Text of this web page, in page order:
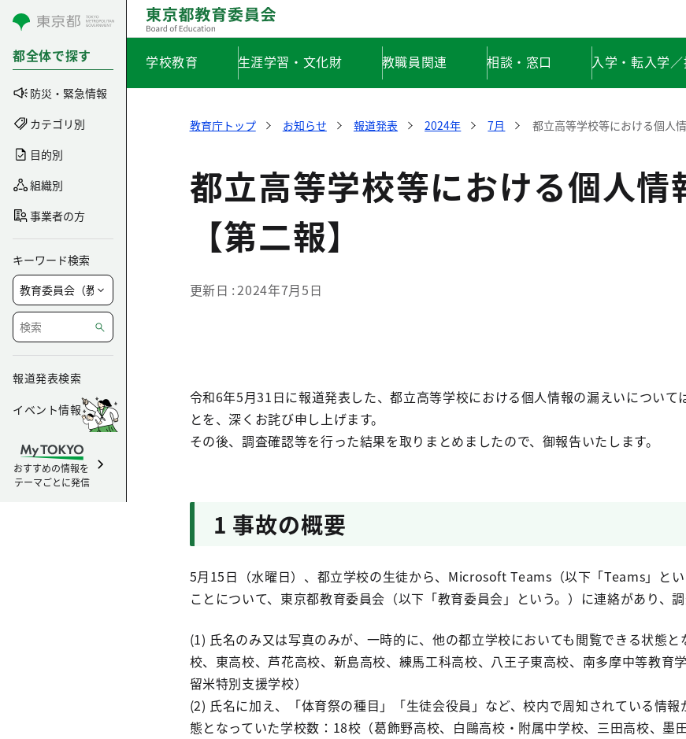
コンテンツにスキップ
都全体で探す
防災・緊急情報
カテゴリ別
目的別
組織別
事業者の方
キーワード検索
報道発表検索
イベント情報
おすすめの情報を
テーマごとに発信
学校教育 生涯学習・文化財 教職員関連 相談・窓口 入学・転入学
教育庁トップ お知らせ 報道発表 2024年 7月 都立高等学校等における個人
都立高等学校等における個人情
【第二報】
更新日 2024年7月5日
令和6年5月31日に報道発表した、都立高等学校における個人情報の漏えいについ
とを、深くお詫び申し上げます。
その後、調査確認等を行った結果を取りまとめましたので、御報告いたします。
1 事故の概要
5月15日（水曜日）、都立学校の生徒から、Microsoft Teams（以下「Teams」と
ことについて、東京都教育委員会（以下「教育委員会」という。）に連絡があり、
(1) 氏名のみ又は写真のみが、一時的に、他の都立学校においても閲覧できる状態
校、東高校、芦花高校、新島高校、練馬工科高校、八王子東高校、南多摩中等教育
留米特別支援学校）
(2) 氏名に加え、「体育祭の種目」「生徒会役員」など、校内で周知されている情
態となっていた学校数：18校（葛飾野高校、白鷗高校・附属中学校、三田高校、